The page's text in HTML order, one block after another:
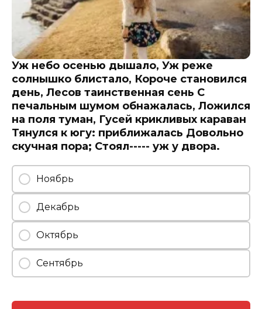
Уж небо осенью дышало, Уж реже
солнышко блистало, Короче становился
день, Лесов таинственная сень С
печальным шумом обнажалась, Ложился
на поля туман, Гусей крикливых караван
Тянулся к югу: приближалась Довольно
скучная пора; Стоял----- уж у двора.
Ноябрь
Декабрь
Октябрь
Сентябрь